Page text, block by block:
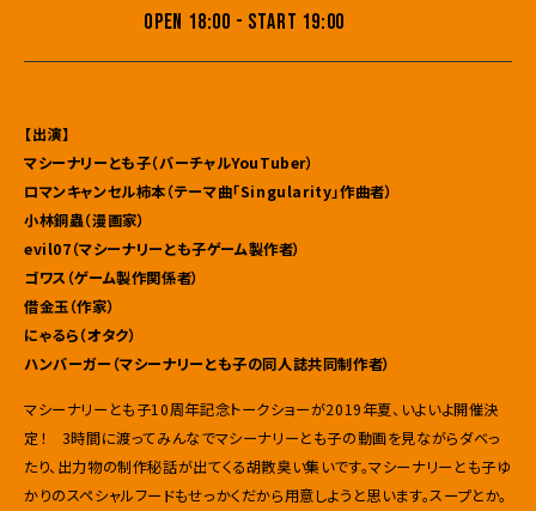
OPEN 18:00 - START 19:00
【出演】
マシーナリーとも子（バーチャルYouTuber）
ロマンキャンセル柿本（テーマ曲「Singularity」作曲者）
小林銅蟲（漫画家）
evil07（マシーナリーとも子ゲーム製作者）
ゴワス（ゲーム製作関係者）
借金玉（作家）
にゃるら（オタク）
ハンバーガー（マシーナリーとも子の同人誌共同制作者）
マシーナリーとも子10周年記念トークショーが2019年夏、いよいよ開催決
定！ 3時間に渡ってみんなでマシーナリーとも子の動画を見ながらダベっ
たり、出力物の制作秘話が出てくる胡散臭い集いです。マシーナリーとも子ゆ
かりのスペシャルフードもせっかくだから用意しようと思います。スープとか。